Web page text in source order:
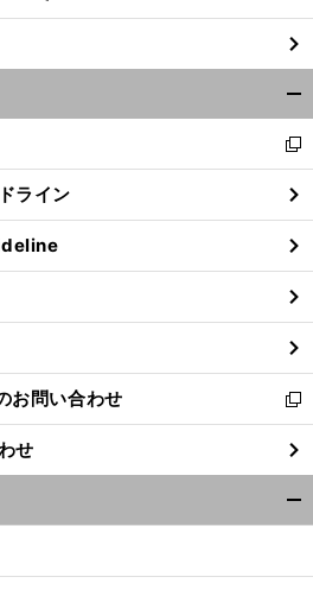
閉
る
新
し
い
ウ
ィ
ン
ド
ウ
で
開
く
ライン
お問い合わせ
新
し
い
ウ
ィ
ン
ウ
せ